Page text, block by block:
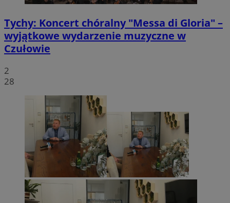
Tychy: Koncert chóralny "Messa di Gloria" –
wyjątkowe wydarzenie muzyczne w
Czułowie
2
28